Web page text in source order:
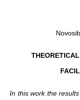
In this work the